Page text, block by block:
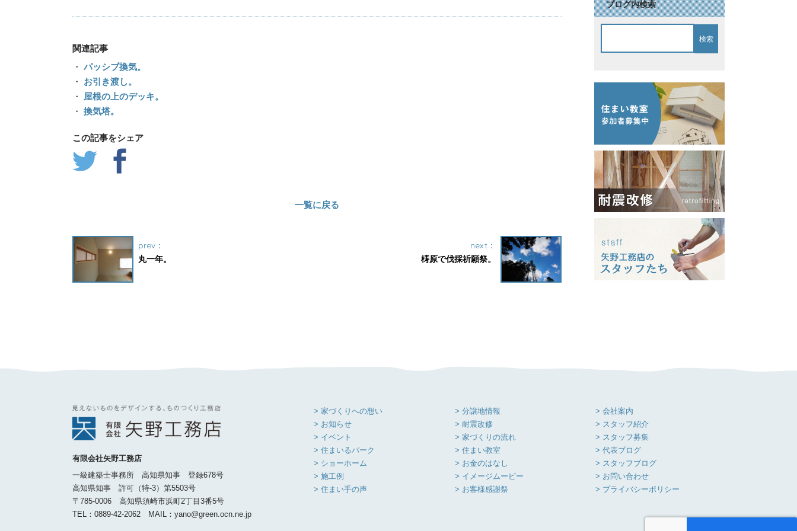
関連記事
・ パッシブ換気。
・
お引き渡し。
・
屋根の上のデッキ。
・ 換気塔。
この記事をシェア
一覧に戻る
prev：
丸一年。
next：
梼原で伐採祈願祭。
ブログ内検索
有限会社矢野工務店
一級建築士事務所 高知県知事 登録678号
高知県知事 許可（特-3）第5503号
〒785-0006 高知県須崎市浜町2丁目3番5号
TEL：0889-42-2062 MAIL：yano@green.ocn.ne.jp
> 家づくりへの想い
> お知らせ
> イベント
> 住まいるパーク
> ショーホーム
> 施工例
> 住まい手の声
> 分譲地情報
> 耐震改修
> 家づくりの流れ
> 住まい教室
> お金のはなし
> イメージムービー
> お客様感謝祭
> 会社案内
> スタッフ紹介
> スタッフ募集
> 代表ブログ
> スタッフブログ
> お問い合わせ
> プライバシーポリシー